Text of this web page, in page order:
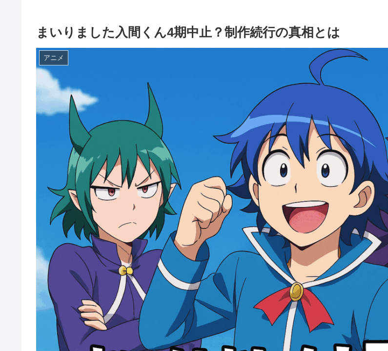
まいりました入間くん4期中止？制作続行の真相とは
アニメ